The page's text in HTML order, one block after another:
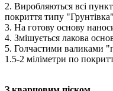
2. Виробляються всі
покриття типу
3. На готову основу
4. Змішується лакова
5. Голчастими валиками
1.5-2 міліметри по